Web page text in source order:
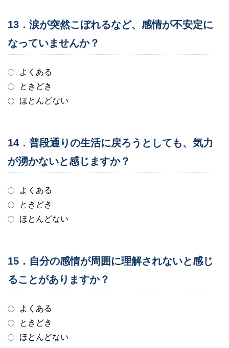
13．涙が突然こぼれるなど、感情が不安定に
なっていませんか？
よくある
ときどき
ほとんどない
14．普段通りの生活に戻ろうとしても、気力
が湧かないと感じますか？
よくある
ときどき
ほとんどない
15．自分の感情が周囲に理解されないと感じ
ることがありますか？
よくある
ときどき
ほとんどない